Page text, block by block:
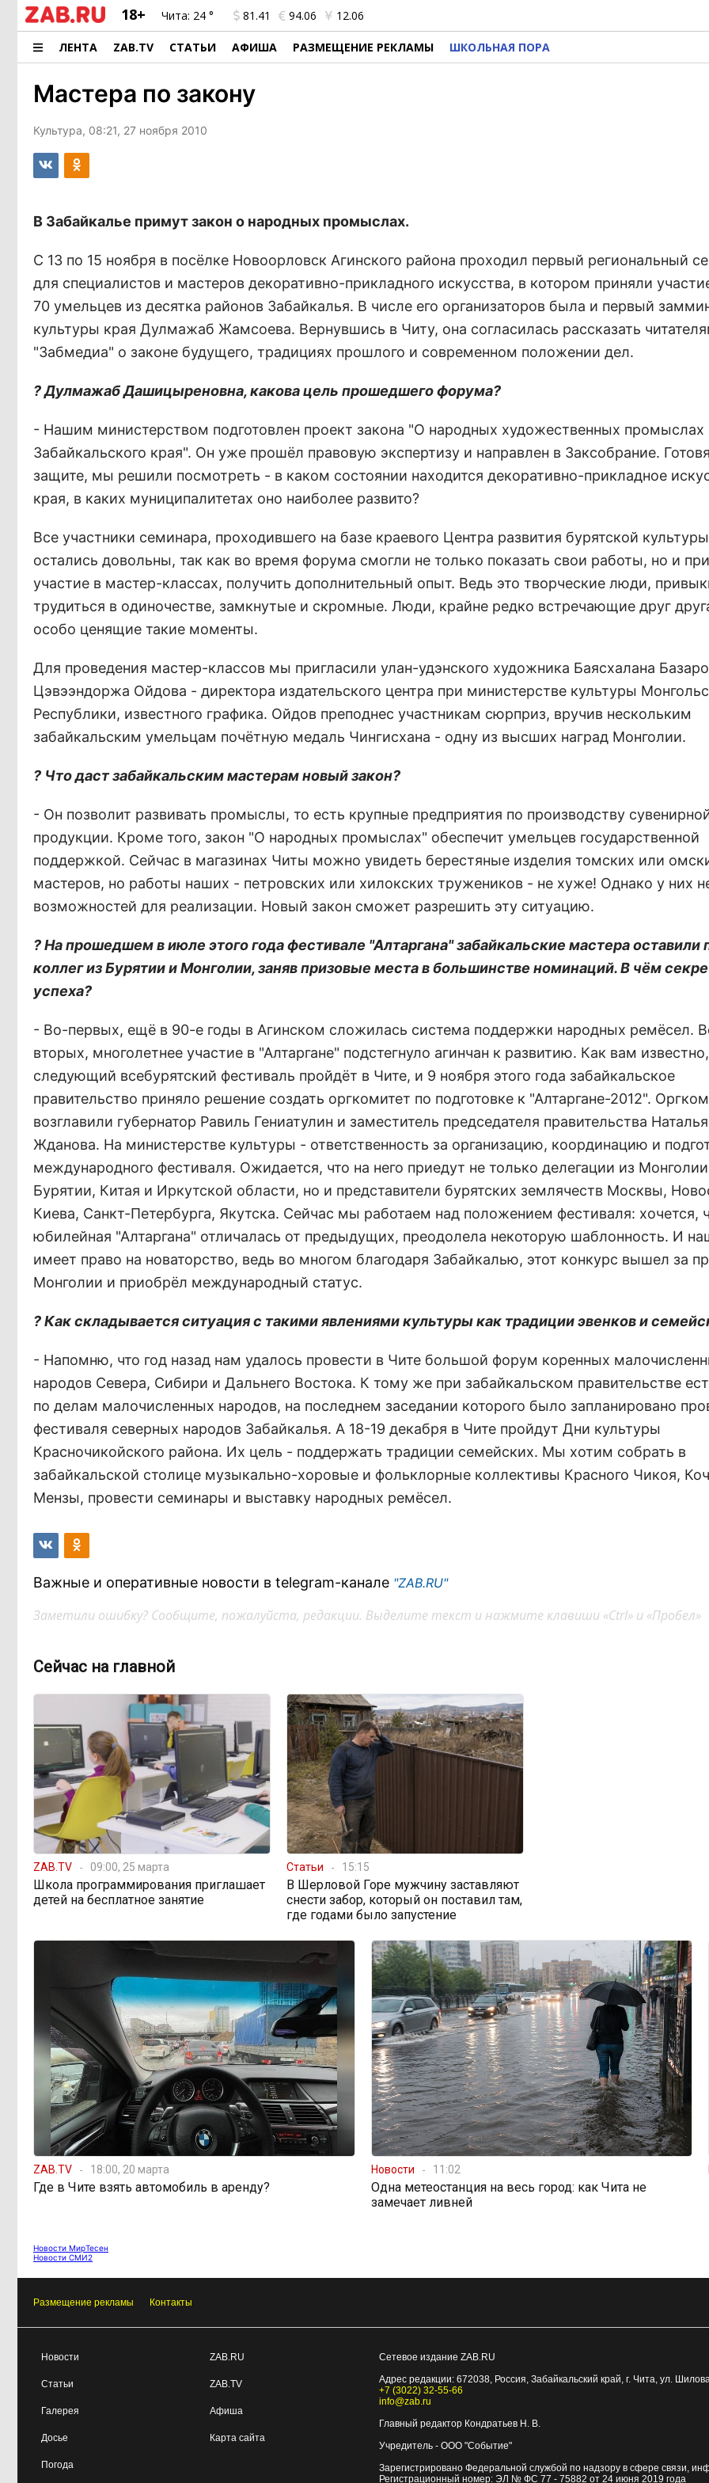
18+ Чита: 24 ° 81.41 94.06 12.06
ЛЕНТА ZAB.TV СТАТЬИ АФИША РАЗМЕЩЕНИЕ РЕКЛАМЫ ШКОЛЬНАЯ ПОРА
Мастера по закону
Культура, 08:21, 27 ноября 2010
В Забайкалье примут закон о народных промыслах.
С 13 по 15 ноября в посёлке Новоорловск Агинского района проходил первый региональный
для специалистов и мастеров декоративно-прикладного искусства, в котором приняли
70 умельцев из десятка районов Забайкалья. В числе его организаторов была и первый
культуры края Дулмажаб Жамсоева. Вернувшись в Читу, она согласилась рассказать
"Забмедиа" о законе будущего, традициях прошлого и современном положении дел.
? Дулмажаб Дашицыреновна, какова цель прошедшего форума?
- Нашим министерством подготовлен проект закона "О народных художественных промыслах
Забайкальского края". Он уже прошёл правовую экспертизу и направлен в Заксобрание.
защите, мы решили посмотреть - в каком состоянии находится декоративно-прикладное
края, в каких муниципалитетах оно наиболее развито?
Все участники семинара, проходившего на базе краевого Центра развития бурятской
остались довольны, так как во время форума смогли не только показать свои работы, но и
участие в мастер-классах, получить дополнительный опыт. Ведь это творческие люди,
трудиться в одиночестве, замкнутые и скромные. Люди, крайне редко встречающие друг
особо ценящие такие моменты.
Для проведения мастер-классов мы пригласили улан-удэнского художника Баясхалана
Цэвээндоржа Ойдова - директора издательского центра при министерстве культуры
Республики, известного графика. Ойдов преподнес участникам сюрприз, вручив нескольким
забайкальским умельцам почётную медаль Чингисхана - одну из высших наград Монголии.
? Что даст забайкальским мастерам новый закон?
- Он позволит развивать промыслы, то есть крупные предприятия по производству
продукции. Кроме того, закон "О народных промыслах" обеспечит умельцев государственной
поддержкой. Сейчас в магазинах Читы можно увидеть берестяные изделия томских или
мастеров, но работы наших - петровских или хилокских тружеников - не хуже! Однако у них
возможностей для реализации. Новый закон сможет разрешить эту ситуацию.
? На прошедшем в июле этого года фестивале "Алтаргана" забайкальские мастера оставили
коллег из Бурятии и Монголии, заняв призовые места в большинстве номинаций. В чём
успеха?
- Во-первых, ещё в 90-е годы в Агинском сложилась система поддержки народных ремёсел.
вторых, многолетнее участие в "Алтаргане" подстегнуло агинчан к развитию. Как вам известно,
следующий всебурятский фестиваль пройдёт в Чите, и 9 ноября этого года забайкальское
правительство приняло решение создать оргкомитет по подготовке к "Алтаргане-2012".
возглавили губернатор Равиль Гениатулин и заместитель председателя правительства Наталья
Жданова. На министерстве культуры - ответственность за организацию, координацию и
международного фестиваля. Ожидается, что на него приедут не только делегации из
Бурятии, Китая и Иркутской области, но и представители бурятских землячеств Москвы,
Киева, Санкт-Петербурга, Якутска. Сейчас мы работаем над положением фестиваля: хочется,
юбилейная "Алтаргана" отличалась от предыдущих, преодолела некоторую шаблонность. И
имеет право на новаторство, ведь во многом благодаря Забайкалью, этот конкурс вышел за
Монголии и приобрёл международный статус.
? Как складывается ситуация с такими явлениями культуры как традиции эвенков и
- Напомню, что год назад нам удалось провести в Чите большой форум коренных
народов Севера, Сибири и Дальнего Востока. К тому же при забайкальском правительстве
по делам малочисленных народов, на последнем заседании которого было запланировано
фестиваля северных народов Забайкалья. А 18-19 декабря в Чите пройдут Дни культуры
Красночикойского района. Их цель - поддержать традиции семейских. Мы хотим собрать в
забайкальской столице музыкально-хоровые и фольклорные коллективы Красного Чикоя,
Мензы, провести семинары и выставку народных ремёсел.
Важные и оперативные новости в telegram-канале "ZAB.RU"
Заметили ошибку? Сообщите, пожалуйста, редакции. Выделите текст и нажмите клавиши «Ctrl» и «Пробел»
Сейчас на главной
ZAB.TV 09:00, 25 марта
Школа программирования приглашает
детей на бесплатное занятие
Статьи 15:15
В Шерловой Горе мужчину заставляют
снести забор, который он поставил там,
где годами было запустение
ZAB.TV 18:00, 20 марта
Где в Чите взять автомобиль в аренду?
Новости 11:02
Одна метеостанция на весь город: как Чита не
замечает ливней
Новости МирТесен
Новости СМИ2
Размещение рекламы Контакты
Новости
Статьи
Галерея
Досье
Погода
ZAB.RU
ZAB.TV
Афиша
Карта сайта
Сетевое издание ZAB.RU
Адрес редакции: 672038, Россия, Забайкальский край, г. Чита, ул.
+7 (3022) 32-55-66
info@zab.ru
Главный редактор Кондратьев Н. В.
Учредитель - ООО "Событие"
Зарегистрировано Федеральной службой по надзору в сфере связи,
Регистрационный номер: ЭЛ № ФС 77 - 75882 от 24 июня 2019 года